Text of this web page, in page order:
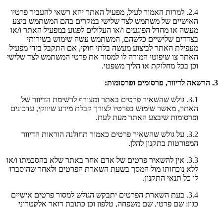
2.4. למרות האמור לעיל, מפעיל האתר יהא רשאי להעביר פרטיו
האישיים של משתמש לצד שלישי במקרים בהם המשתמש ביצע
מעשה או מחדל הפוגעים ו/או העלולים לפגוע במפעיל האתר ו/או
בצדדים שלישיים כלשהם, המשתמש עשה שימוש בשירותי
מעפילת האתר לביצוע מעשה בלתי חוקי, אם התקבל בידי מפעיל
האתר צו שיפוטי המורה לו למסור את פרטי המשתמש לצד שלישי
וכן בכל מחלוקת או הליך משפטי.
3. הרשאה לדיוור, פרסומים ופרסומות:
3.1. גולש שהשאיר פרטים באתר ומצורף לרשימת הדיוור של
האתר, מאשר שימוש בפרטיו לצורך קבלת מידע שיווקי, עדכונים
ופרסומות שיבצע האתר מעת לעת.
3.2. על גולש שהשאיר פרטים כאמור תחולנה הוראות הדיוור
המפורטות בתקנון להלן.
3.3. אין להשאיר פרטים של אדם אחר באתר שלא בהסכמתו ו/או
ללא נוכחותו מול המסך בשעת השארת הפרטים ולאחר שהוסברו
לו כל תנאי התקנון.
3.4. בעת השארת הפרטים יתבקש הגולש למסור פרטים אישיים
כגון: שם פרטי, שם משפחה, טלפון וכן כתובת דואר אלקטרוני